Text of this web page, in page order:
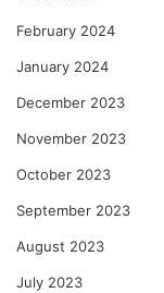
February 2024
January 2024
December 2023
November 2023
October 2023
September 2023
August 2023
July 2023